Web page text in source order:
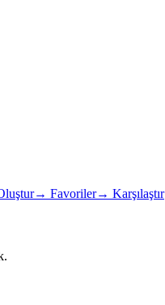
→ Favoriler→ Karşılaştır